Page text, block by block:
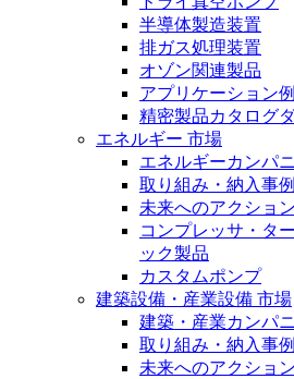
半導体製造装置
排ガス処理装置
オゾン関連製品
アプリケーション
精密製品カタログ
エネルギー 市場
エネルギーカンパ
取り組み・納入事例
未来へのアクション
コンプレッサ・タ
ック製品
カスタムポンプ
建築設備・産業設備 市場
建築・産業カンパ
取り組み・納入事例
未来へのアクション